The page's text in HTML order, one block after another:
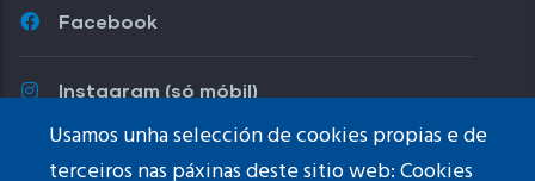
Usamos unha selección de cookies propias e de
terceiros nas páxinas deste sitio web: Cookies
Facebook
Instagram (só móbil)
Youtube